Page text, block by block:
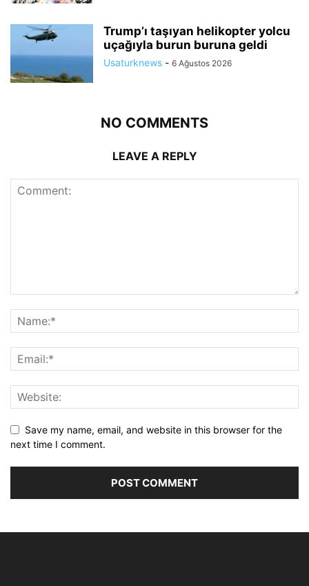
Trump’ı taşıyan helikopter yolcu
uçağıyla burun buruna geldi
Usaturknews - 6 Ağustos 2026
NO COMMENTS
LEAVE A REPLY
Save my name, email, and website in this browser for the
next time I comment.